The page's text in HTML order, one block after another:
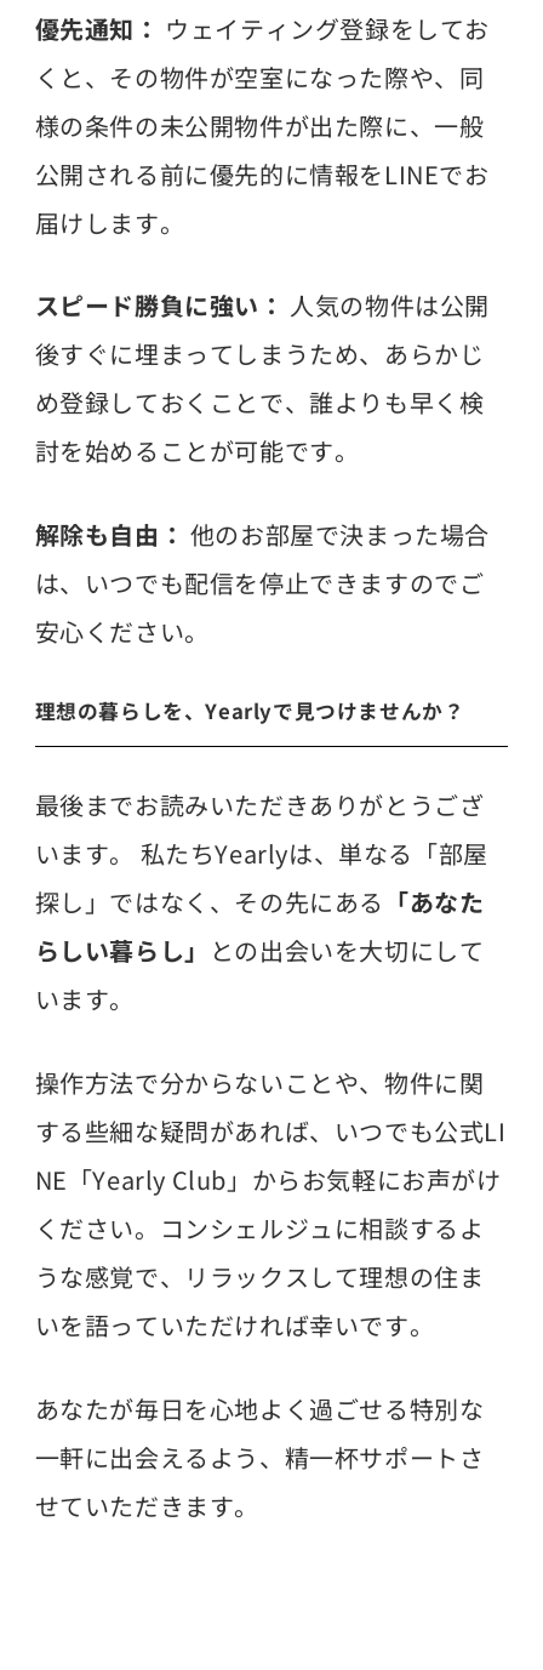
優先通知： ウェイティング登録をしてお
くと、その物件が空室になった際や、同
様の条件の未公開物件が出た際に、一般
公開される前に優先的に情報をLINEでお
届けします。
スピード勝負に強い： 人気の物件は公開
後すぐに埋まってしまうため、あらかじ
め登録しておくことで、誰よりも早く検
討を始めることが可能です。
解除も自由： 他のお部屋で決まった場合
は、いつでも配信を停止できますのでご
安心ください。
理想の暮らしを、Yearlyで見つけませんか？
最後までお読みいただきありがとうござ
います。 私たちYearlyは、単なる「部屋
探し」ではなく、その先にある 「あなた
らしい暮らし」 との出会いを大切にして
います。
操作方法で分からないことや、物件に関
する些細な疑問があれば、いつでも公式LI
NE「Yearly Club」からお気軽にお声がけ
ください。コンシェルジュに相談するよ
うな感覚で、リラックスして理想の住ま
いを語っていただければ幸いです。
あなたが毎日を心地よく過ごせる特別な
一軒に出会えるよう、精一杯サポートさ
せていただきます。